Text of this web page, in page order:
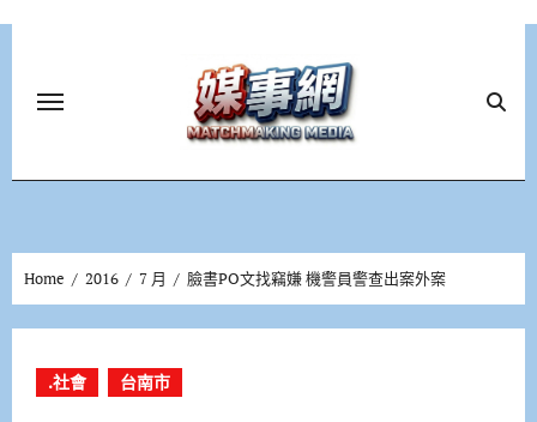
Home 2016 7 月 臉書PO文找竊嫌 機警員警查出案外案
.社會 台南市